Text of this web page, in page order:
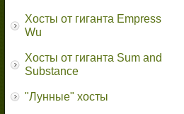
Хосты от гиганта Empress
Wu
Хосты от гиганта Sum and
Substance
"Лунные" хосты